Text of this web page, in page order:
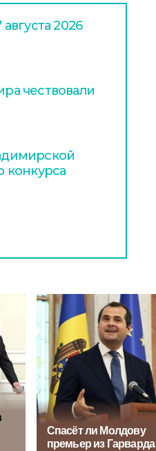
2026
чествовали
конкурса
Спасёт ли Молдову
премьер из Гарварда